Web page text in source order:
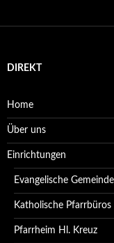
DIREKT
Home
Über uns
Einrichtungen
Evangelische
Katholische
Pfarrheim Hl. Kreuz